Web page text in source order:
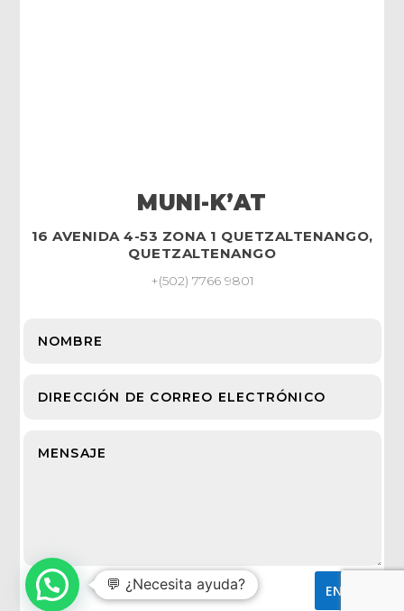
MUNI-K’AT
16 AVENIDA 4-53 ZONA 1 QUETZALTENANGO,
QUETZALTENANGO
+(502) 7766 9801
ENVIAR
💬 ¿Necesita ayuda?